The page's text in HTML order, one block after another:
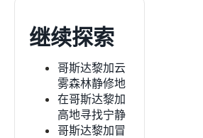
继续探索
哥斯达黎加云
雾森林静修地
在哥斯达黎加
高地寻找宁静
哥斯达黎加冒